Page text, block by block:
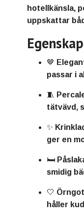
hotellkänsla,
uppskattar
🤎
passar i
🧵
tätvävd,
✨
ger en
🛏️
smidig
🤍
håller